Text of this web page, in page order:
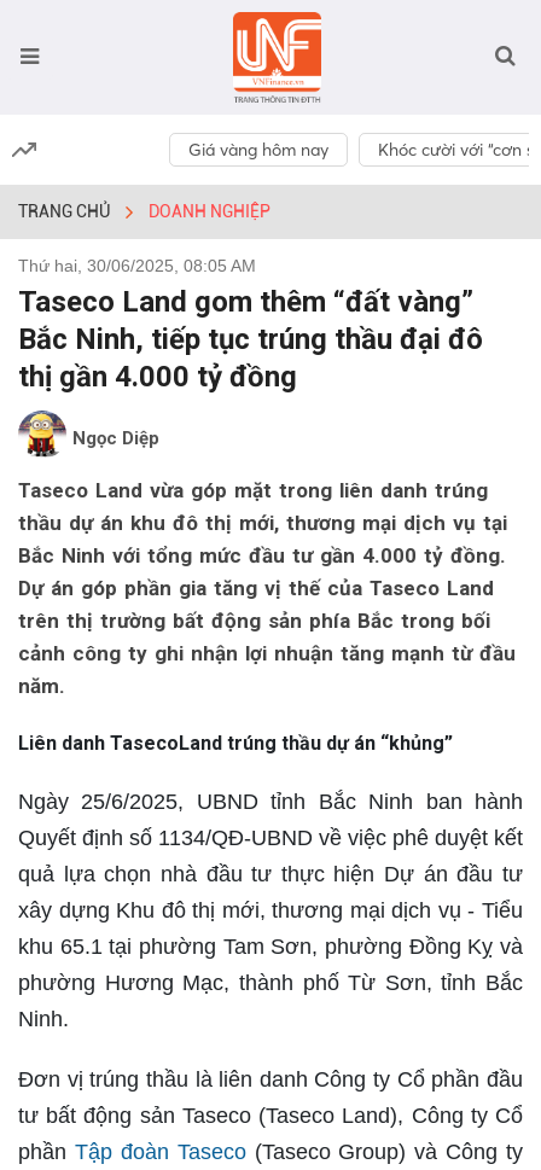
Giá vàng hôm nay Khóc cười với “cơn
TRANG CHỦ DOANH NGHIỆP
Thứ hai, 30/06/2025, 08:05 AM
Taseco Land gom thêm “đất vàng”
Bắc Ninh, tiếp tục trúng thầu đại đô
thị gần 4.000 tỷ đồng
Ngọc Diệp
Taseco Land vừa góp mặt trong liên danh trúng
thầu dự án khu đô thị mới, thương mại dịch vụ tại
Bắc Ninh với tổng mức đầu tư gần 4.000 tỷ đồng.
Dự án góp phần gia tăng vị thế của Taseco Land
trên thị trường bất động sản phía Bắc trong bối
cảnh công ty ghi nhận lợi nhuận tăng mạnh từ đầu
năm.
Liên danh TasecoLand trúng thầu dự án “khủng”
Ngày 25/6/2025, UBND tỉnh Bắc Ninh ban hành
Quyết định số 1134/QĐ-UBND về việc phê duyệt kết
quả lựa chọn nhà đầu tư thực hiện Dự án đầu tư
xây dựng Khu đô thị mới, thương mại dịch vụ - Tiểu
khu 65.1 tại phường Tam Sơn, phường Đồng Kỵ và
phường Hương Mạc, thành phố Từ Sơn, tỉnh Bắc
Ninh.
Đơn vị trúng thầu là liên danh Công ty Cổ phần đầu
tư bất động sản Taseco (Taseco Land), Công ty Cổ
phần Tập đoàn Taseco (Taseco Group) và Công ty